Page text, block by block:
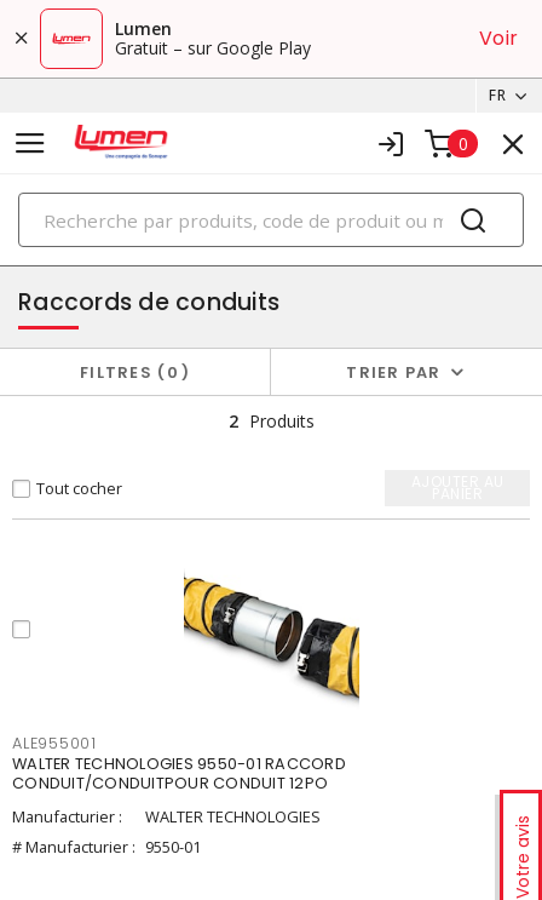
Lumen
Gratuit – sur Google Play
Voir
FR
0
PRODUITS
conduits et ventilation
Votre avis
Raccords de conduits
FILTRES 0 TRIER PAR
2 Produits
Tout cocher
ALE955001
WALTER TECHNOLOGIES 9550-01 RACCORD
CONDUIT/CONDUITPOUR CONDUIT 12PO
Manufacturier :
WALTER TECHNOLOGIES
# Manufacturier : 9550-01